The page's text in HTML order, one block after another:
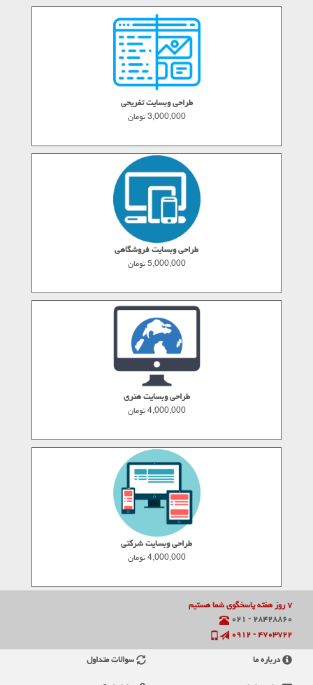
طراحی وبسایت تفریحی
3,000,000 تومان
طراحی وبسایت فروشگاهی
5,000,000 تومان
طراحی وبسایت هنری
4,000,000 تومان
طراحی وبسایت شرکتی
4,000,000 تومان
۷ روز هفته پاسخگوی شما هستیم
۲۸۴۲۸۸۶۰ - ۰۲۱
۴۷۰۳۷۲۲ - ۰۹۱۲
درباره ما
سوالات متداول